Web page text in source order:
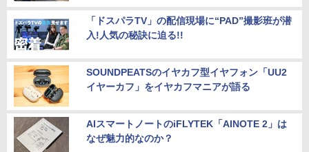
「ドスパラTV」の配信現場に“PAD”撮影班が潜
入!人気の秘訣に迫る!!
SOUNDPEATSのイヤカフ型イヤフォン「UU2
イヤーカフ」をイヤカフマニアが語る
AIスマートノートのiFLYTEK「AINOTE 2」は
なぜ魅力的なのか？